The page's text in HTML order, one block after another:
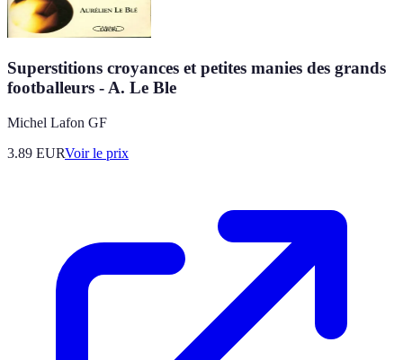
Superstitions croyances et petites manies des grands
footballeurs - A. Le Ble
Michel Lafon GF
3.89 EURVoir le prix